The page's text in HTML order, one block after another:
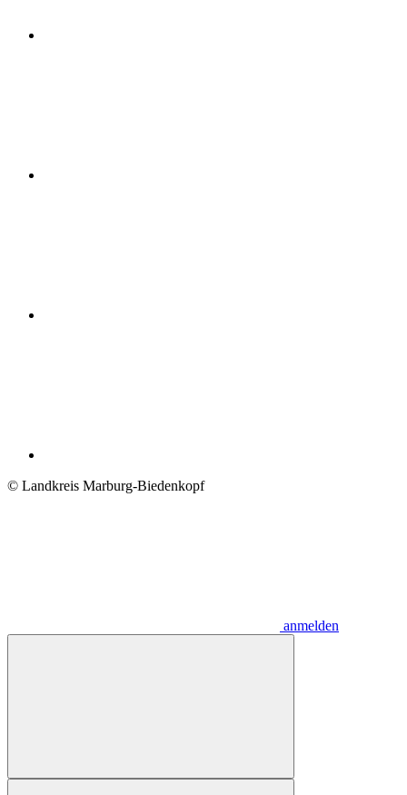
© Landkreis Marburg-Biedenkopf
anmelden